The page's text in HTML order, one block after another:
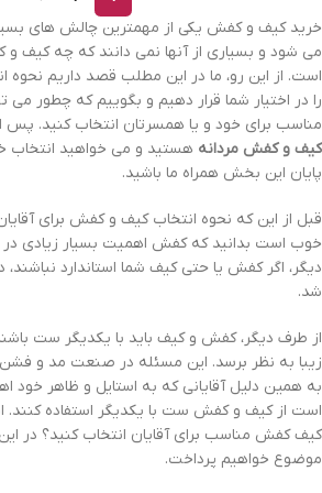
خرید کیف و کفش یکی از مهمترین چالش های
می شود و بسیاری از آنها نمی دانند که چه کیف و
است. از این رو، ما در این مطلب قصد داریم
را در اختیار شما قرار دهیم و بگوییم که چطور
مناسب برای خود و یا همسرتان انتخاب کنید. پس
کیف و کفش مردانه هستید و می خواهید انتخاب
پایان این بخش همراه ما باشید.
قبل از این که نحوه انتخاب کیف و کفش برای
خوب است بدانید که کفش اهمیت بسیار زیادی در
دیگر، اگر کفش یا حتی کیف شما استاندارد نباشند،
شد.
از طرف دیگر، کفش و کیف باید با یکدیگر ست
زیبا به نظر برسد. این مسئله در صنعت مد و فشن
به همین دلیل آقایانی که به استایل و ظاهر خود
است از کیف و کفش ست با یکدیگر استفاده کنند.
کیف کفش مناسب برای آقایان انتخاب کنید؟ در
موضوع خواهیم پرداخت.